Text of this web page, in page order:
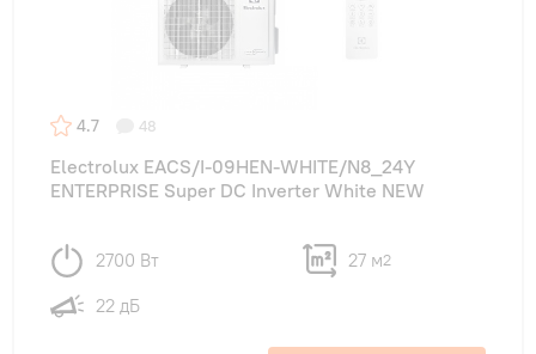
4.7 48
Electrolux EACS/I-09HEN-WHITE/N8_24Y
ENTERPRISE Super DC Inverter White NEW
2700 Вт 27 м2
22 дБ